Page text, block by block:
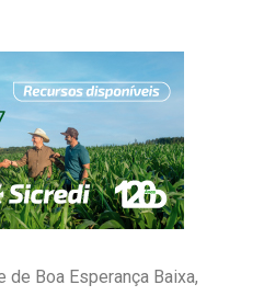
Boa Esperança Baixa,